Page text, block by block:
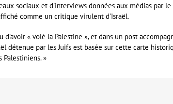
sociaux et d’interviews données aux médias par le
comme un critique virulent d’Israël.
« volé la Palestine », et dans un post
détenue par les Juifs est basée sur cette carte
»